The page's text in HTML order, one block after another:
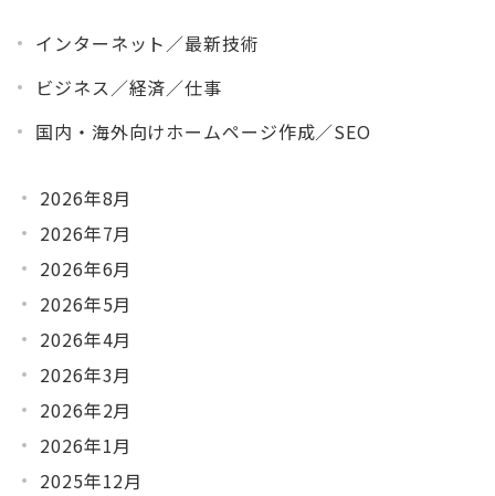
インターネット／最新技術
ビジネス／経済／仕事
国内・海外向けホームページ作成／SEO
2026年8月
2026年7月
2026年6月
2026年5月
2026年4月
2026年3月
2026年2月
2026年1月
2025年12月